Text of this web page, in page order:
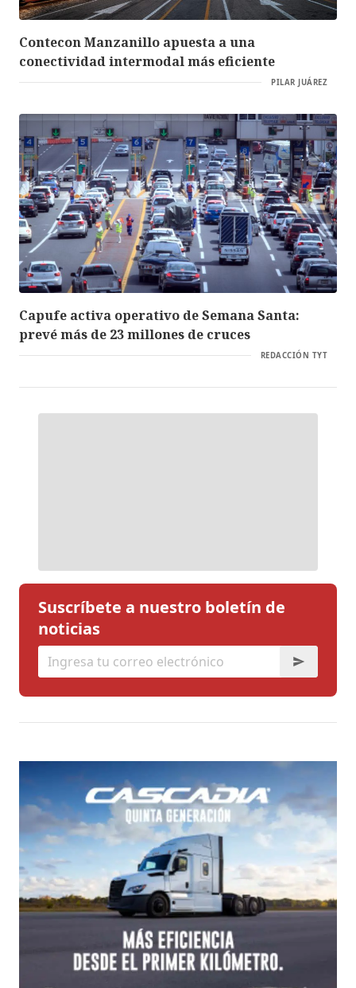
Contecon Manzanillo apuesta a una
conectividad intermodal más eficiente
PILAR JUÁREZ
Capufe activa operativo de Semana Santa:
prevé más de 23 millones de cruces
REDACCIÓN TYT
Suscríbete a nuestro boletín de
noticias